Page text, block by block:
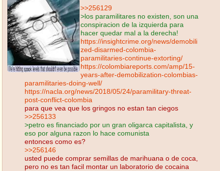
>>256129
>los paramilitares no existen, son una
conspiracion de la izquierda para
hacer quedar mal a la derecha!
https://insightcrime.org/news/demobili
zed-disarmed-colombia-
paramilitaries-continue-extorting/
https://colombiareports.com/amp/15-
years-after-demobilization-colombias-
paramilitaries-doing-well/
https://nacla.org/news/2018/05/24/paramilitary-threat-
post-conflict-colombia
para que vea que los gringos no estan tan ciegos
>>256133
>petro es financiado por un gran oligarca capitalista, y
eso por alguna razon lo hace comunista
entonces como es?
>>256146
usted puede comprar semillas de marihuana o de coca,
pero no es tan facil montar un laboratorio de cocaina